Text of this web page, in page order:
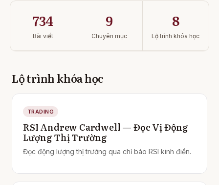
734
Bài viết
9
Chuyên mục
8
Lộ trình khóa học
Lộ trình khóa học
TRADING
RSI Andrew Cardwell — Đọc Vị Động
Lượng Thị Trường
Đọc động lượng thị trường qua chỉ báo RSI kinh điển.